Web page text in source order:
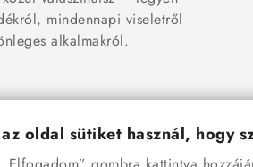
mindennapi viseletről
alkalmakról.
az oldal sütiket használ, hogy